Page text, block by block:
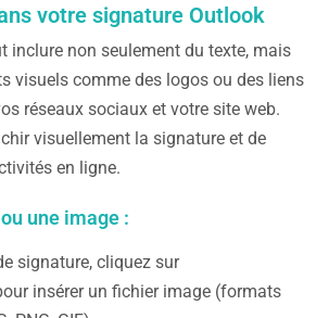
votre signature Outlook
inclure non seulement du texte, mais
visuels comme des logos ou des liens
réseaux sociaux et votre site web.
visuellement la signature et de
en ligne.
une image :
signature, cliquez sur
insérer un fichier image (formats